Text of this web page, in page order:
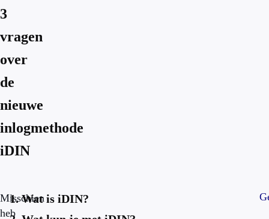
3
vragen
over
de
nieuwe
inlogmethode
iDIN
Misschien
heb
1. Wat is iDIN?